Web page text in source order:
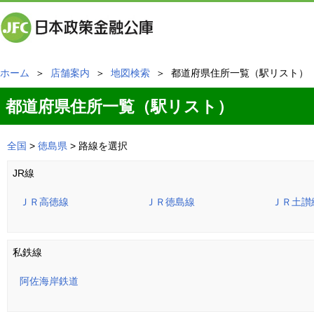
ホーム ＞ 店舗案内 ＞ 地図検索 ＞ 都道府県住所一覧（駅リスト）
都道府県住所一覧（駅リスト）
全国 > 徳島県 > 路線を選択
JR線
ＪＲ高徳線 ＪＲ徳島線 ＪＲ土讃
私鉄線
阿佐海岸鉄道